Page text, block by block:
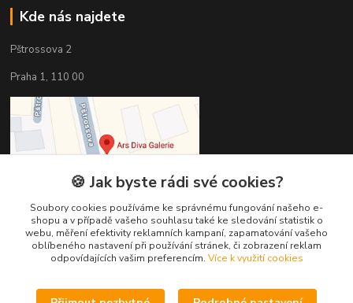
Kde nás najdete
Pštrossova 2
Praha 1, 110 00
Kontakty
🍪 Jak byste rádi své cookies?
Soubory cookies používáme ke správnému fungování našeho e-
shopu a v případě vašeho souhlasu také ke sledování statistik o
webu, měření efektivity reklamních kampaní, zapamatování vašeho
oblíbeného nastavení při používání stránek, či zobrazení reklam
odpovídajících vašim preferencím. Více k využití cookies